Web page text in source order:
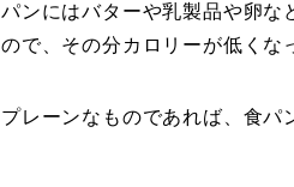
パンにはバターや乳製品や卵な
ので、その分カロリーが低くな
プレーンなものであれば、食パ